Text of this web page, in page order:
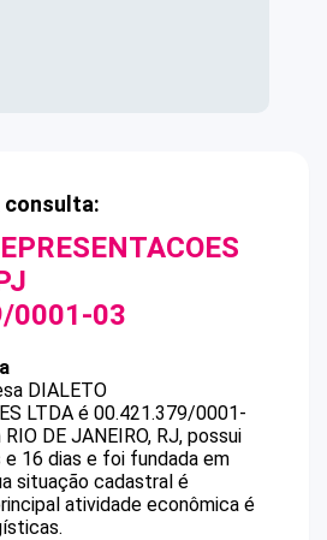
consulta:
0001-03
DIALETO
LTDA é 00.421.379/0001-
DE JANEIRO, RJ, possui
e 16 dias e foi fundada em
situação cadastral é
atividade econômica é